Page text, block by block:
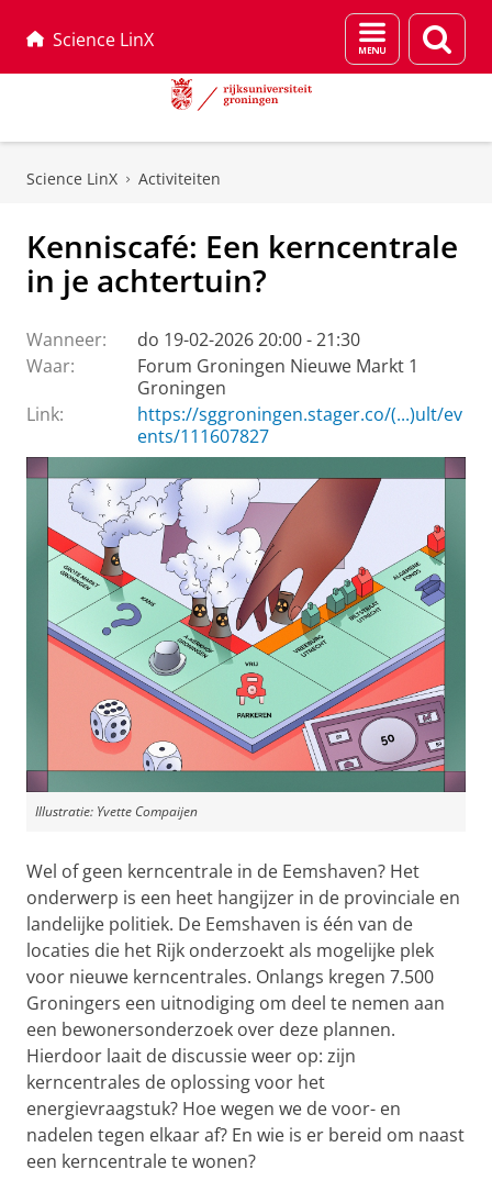
Science LinX
Menu
en
Science LinX Activiteiten
Kenniscafé: Een kerncentrale
in je achtertuin?
Wanneer:
do 19-02-2026 20:00 - 21:30
Waar:
Forum Groningen Nieuwe Markt 1
Groningen
Link:
https://sggroningen.stager.co/(...)ult/ev
ents/111607827
Illustratie: Yvette Compaijen
Wel of geen kerncentrale in de Eemshaven? Het
onderwerp is een heet hangijzer in de provinciale en
landelijke politiek. De Eemshaven is één van de
locaties die het Rijk onderzoekt als mogelijke plek
voor nieuwe kerncentrales. Onlangs kregen 7.500
Groningers een uitnodiging om deel te nemen aan
een bewonersonderzoek over deze plannen.
Hierdoor laait de discussie weer op: zijn
kerncentrales de oplossing voor het
energievraagstuk? Hoe wegen we de voor- en
nadelen tegen elkaar af? En wie is er bereid om naast
een kerncentrale te wonen?